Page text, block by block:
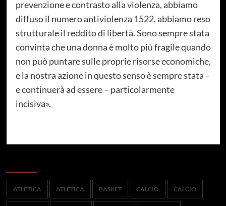
prevenzione e contrasto alla violenza, abbiamo
diffuso il numero antiviolenza 1522, abbiamo reso
strutturale il reddito di libertà. Sono sempre stata
convinta che una donna è molto più fragile quando
non può puntare sulle proprie risorse economiche,
e la nostra azione in questo senso è sempre stata –
e continuerà ad essere – particolarmente
incisiva».
ATLETICA ATLETICA BASKET CALCIO CALCIO